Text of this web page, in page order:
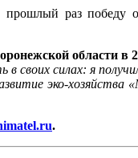
раз победу
области в
своих силах: я
эко-
.